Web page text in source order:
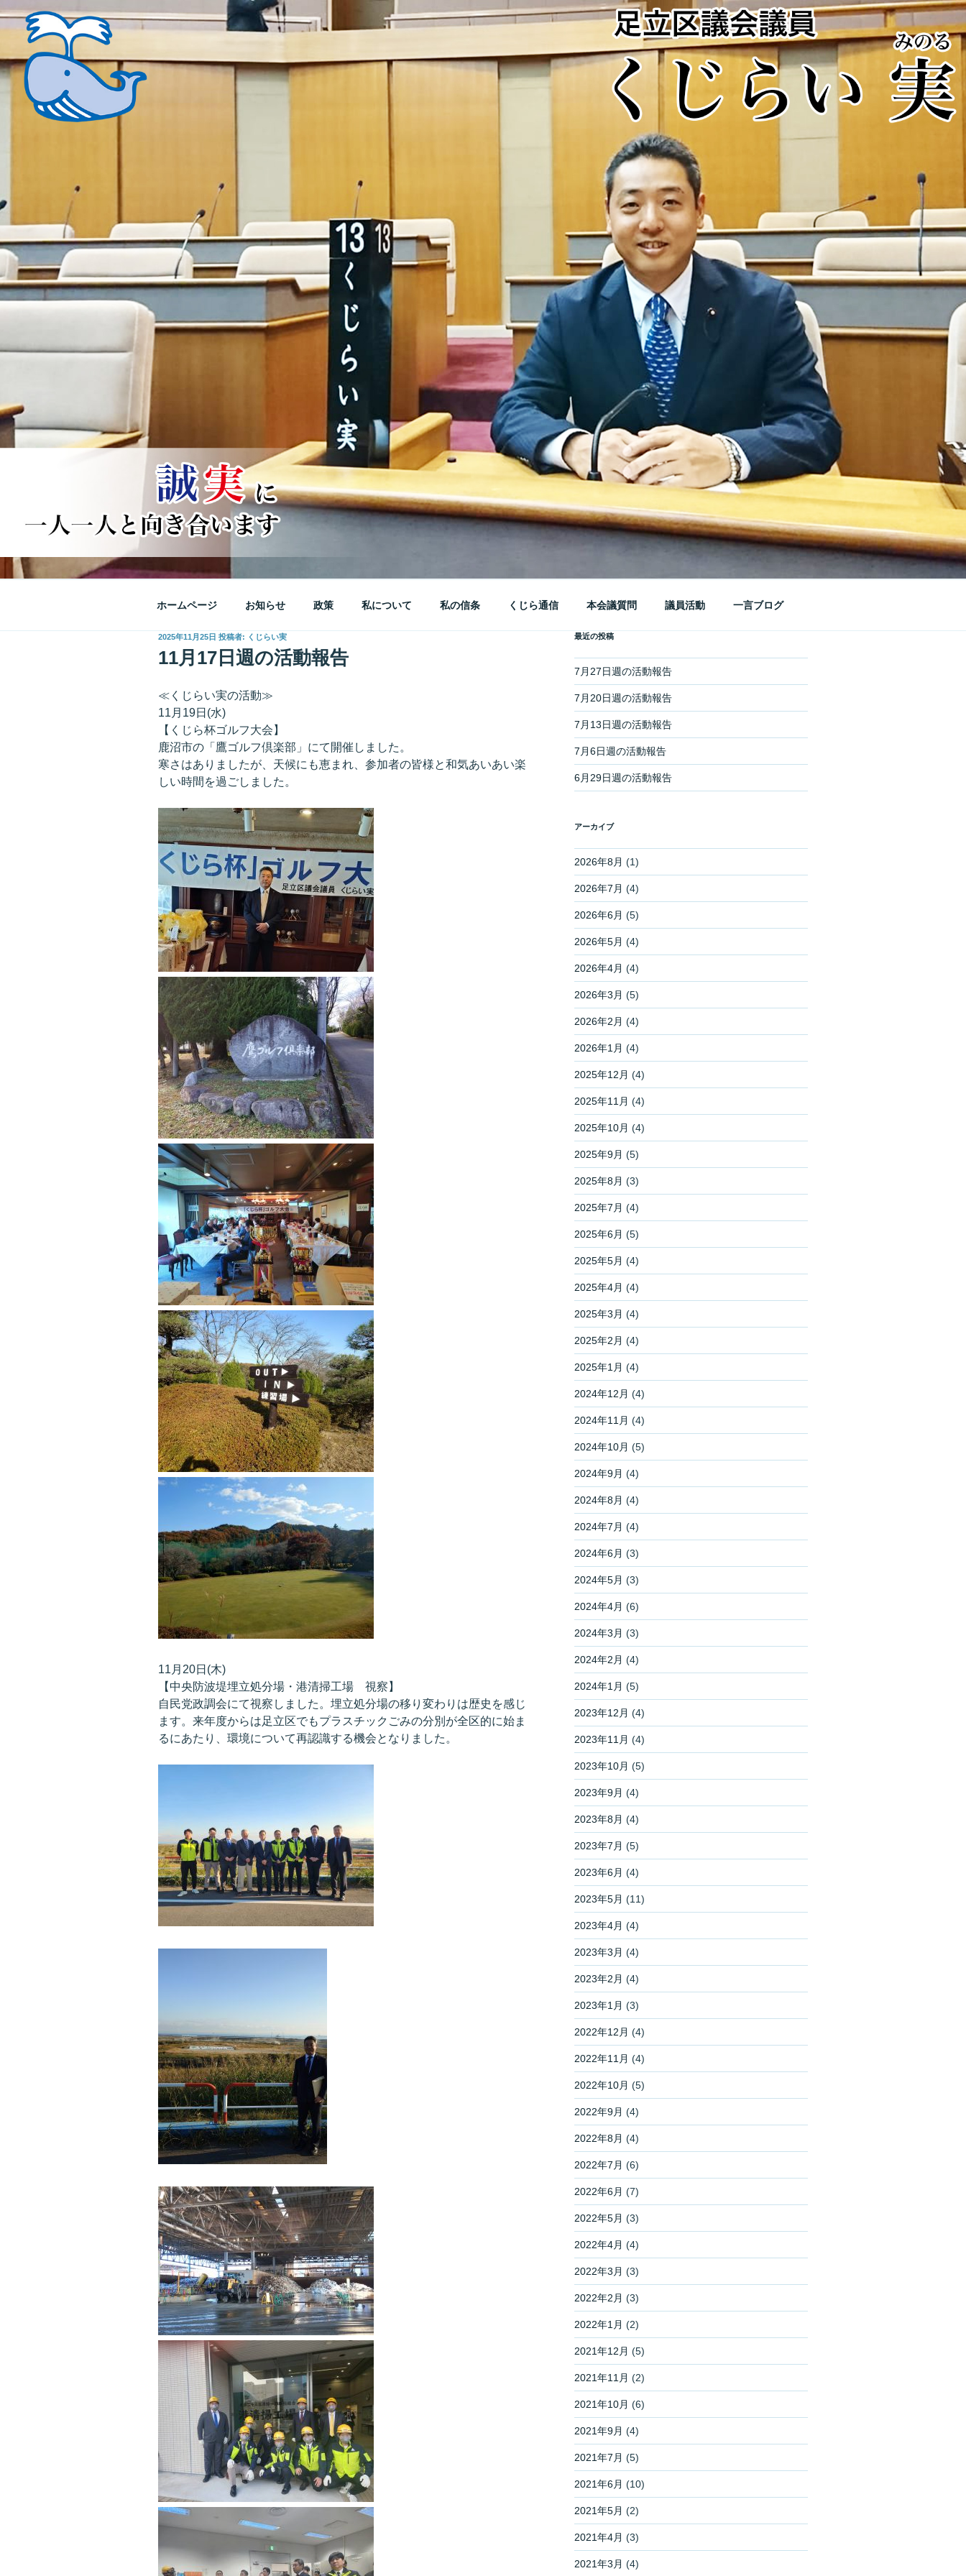
コ
ン
ン
ツ
ホームページ お知らせ 政策 私について 私の信条 くじら通信 本会議質問 議員活動 一言ブログ
投
2025年11月25日 投稿者: くじらい実
11月17日週の活動報告
≪くじらい実の活動≫
11月19日(水)
【くじら杯ゴルフ大会】
鹿沼市の「鷹ゴルフ倶楽部」にて開催しました。
寒さはありましたが、天候にも恵まれ、参加者の皆様と和気あいあい楽
しい時間を過ごしました。
11月20日(木)
【中央防波堤埋立処分場・港清掃工場 視察】
自民党政調会にて視察しました。埋立処分場の移り変わりは歴史を感じ
ます。来年度からは足立区でもプラスチックごみの分別が全区的に始ま
るにあたり、環境について再認識する機会となりました。
最近の投稿
7月27日週の活動報告
7月20日週の活動報告
7月13日週の活動報告
7月6日週の活動報告
6月29日週の活動報告
アーカイブ
2026年8月 (1)
2026年7月 (4)
2026年6月 (5)
2026年5月 (4)
2026年4月 (4)
2026年3月 (5)
2026年2月 (4)
2026年1月 (4)
2025年12月 (4)
2025年11月 (4)
2025年10月 (4)
2025年9月 (5)
2025年8月 (3)
2025年7月 (4)
2025年6月 (5)
2025年5月 (4)
2025年4月 (4)
2025年3月 (4)
2025年2月 (4)
2025年1月 (4)
2024年12月 (4)
2024年11月 (4)
2024年10月 (5)
2024年9月 (4)
2024年8月 (4)
2024年7月 (4)
2024年6月 (3)
2024年5月 (3)
2024年4月 (6)
2024年3月 (3)
2024年2月 (4)
2024年1月 (5)
2023年12月 (4)
2023年11月 (4)
2023年10月 (5)
2023年9月 (4)
2023年8月 (4)
2023年7月 (5)
2023年6月 (4)
2023年5月 (11)
2023年4月 (4)
2023年3月 (4)
2023年2月 (4)
2023年1月 (3)
2022年12月 (4)
2022年11月 (4)
2022年10月 (5)
2022年9月 (4)
2022年8月 (4)
2022年7月 (6)
2022年6月 (7)
2022年5月 (3)
2022年4月 (4)
2022年3月 (3)
2022年2月 (3)
2022年1月 (2)
2021年12月 (5)
2021年11月 (2)
2021年10月 (6)
2021年9月 (4)
2021年7月 (5)
2021年6月 (10)
2021年5月 (2)
2021年4月 (3)
2021年3月 (4)